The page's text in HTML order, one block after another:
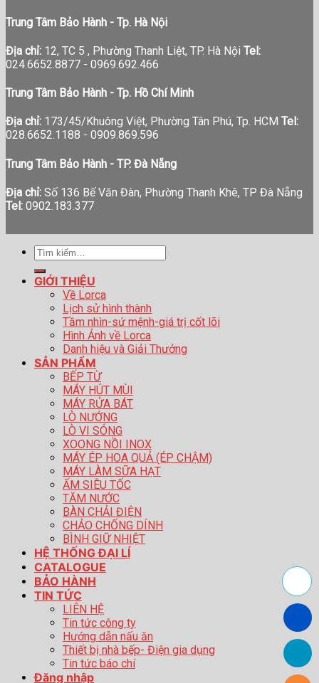
Trung Tâm Bảo Hành - Tp. Hà Nội
Địa chỉ: 12, TC 5 , Phường Thanh Liệt, TP. Hà Nội Tel:
024.6652.8877 - 0969.692.466
Trung Tâm Bảo Hành - Tp. Hồ Chí Minh
Địa chỉ: 173/45/Khuông Việt, Phường Tân Phú, Tp. HCM Tel:
028.6652.1188 - 0909.869.596
Trung Tâm Bảo Hành - TP. Đà Nẵng
Địa chỉ: Số 136 Bế Văn Đàn, Phường Thanh Khê, TP Đà Nẵng
Tel: 0902.183.377
Tìm
kiếm:
GIỚI THIỆU
Về Lorca
Lịch sử hình thành
Tầm nhìn-sứ mệnh-giá trị cốt lõi
Hình Ảnh về Lorca
Danh hiệu và Giải Thưởng
SẢN PHẨM
BẾP TỪ
MÁY HÚT MÙI
MÁY RỬA BÁT
LÒ NƯỚNG
LÒ VI SÓNG
XOONG NỒI INOX
MÁY ÉP HOA QUẢ (ÉP CHẬM)
MÁY LÀM SỮA HẠT
ẤM SIÊU TỐC
TĂM NƯỚC
BÀN CHẢI ĐIỆN
CHẢO CHỐNG DÍNH
BÌNH GIỮ NHIỆT
HỆ THỐNG ĐẠI LÍ
CATALOGUE
BẢO HÀNH
TIN TỨC
LIÊN HỆ
Tin tức công ty
Hướng dẫn nấu ăn
Thiết bị nhà bếp- Điện gia dụng
Tin tức báo chí
Đăng nhập